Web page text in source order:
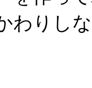
わりし